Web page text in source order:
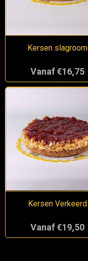
Kersen slagroom
Vanaf €16,75
Kersen Verkeerd
Vanaf €19,50